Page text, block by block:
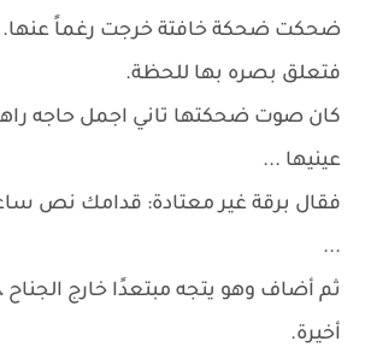
ضحكت ضحكة خافتة خرجت رغماً عنها.
فتعلق بصره بها للحظة.
كان صوت ضحكتها تاني اجمل حاجه
عينيها ...
فقال برقة غير معتادة: قدامك نص
...
ثم أضاف وهو يتجه مبتعدًا خارج الجناح
أخيرة.